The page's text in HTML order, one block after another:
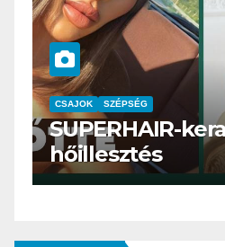
CSAJOK SMINK SZÉPSÉG
Szemöldök
meg mi?